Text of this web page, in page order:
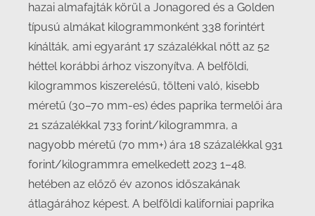
hazai almafajták körül a Jonagored és a Golden
típusú almákat kilogrammonként 338 forintért
kínálták, ami egyaránt 17 százalékkal nőtt az 52
héttel korábbi árhoz viszonyítva. A belföldi,
kilogrammos kiszerelésű, tölteni való, kisebb
méretű (30–70 mm-es) édes paprika termelői ára
21 százalékkal 733 forint/kilogrammra, a
nagyobb méretű (70 mm+) ára 18 százalékkal 931
forint/kilogrammra emelkedett 2023 1–48.
hetében az előző év azonos időszakának
átlagárához képest. A belföldi kaliforniai paprika